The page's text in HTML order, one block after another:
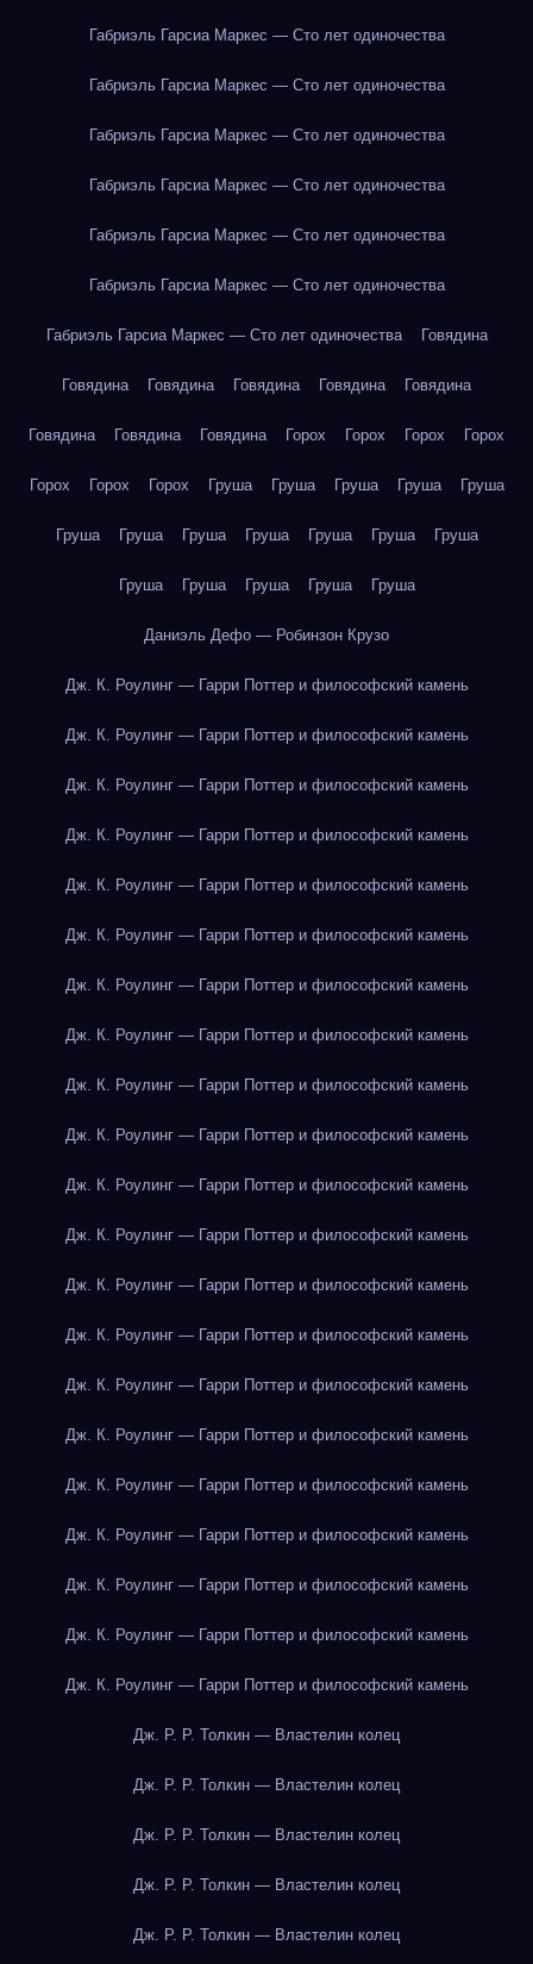
Габриэль Гарсиа Маркес — Сто лет одиночества
Габриэль Гарсиа Маркес — Сто лет одиночества
Габриэль Гарсиа Маркес — Сто лет одиночества
Габриэль Гарсиа Маркес — Сто лет одиночества
Габриэль Гарсиа Маркес — Сто лет одиночества
Габриэль Гарсиа Маркес — Сто лет одиночества
Габриэль Гарсиа Маркес — Сто лет одиночества Говядина
Говядина Говядина Говядина Говядина Говядина
Говядина Говядина Говядина Горох Горох Горох Горох
Горох Горох Горох Груша Груша Груша Груша Груша
Груша Груша Груша Груша Груша Груша Груша
Груша Груша Груша Груша Груша
Даниэль Дефо — Робинзон Крузо
Дж. К. Роулинг — Гарри Поттер и философский камень
Дж. К. Роулинг — Гарри Поттер и философский камень
Дж. К. Роулинг — Гарри Поттер и философский камень
Дж. К. Роулинг — Гарри Поттер и философский камень
Дж. К. Роулинг — Гарри Поттер и философский камень
Дж. К. Роулинг — Гарри Поттер и философский камень
Дж. К. Роулинг — Гарри Поттер и философский камень
Дж. К. Роулинг — Гарри Поттер и философский камень
Дж. К. Роулинг — Гарри Поттер и философский камень
Дж. К. Роулинг — Гарри Поттер и философский камень
Дж. К. Роулинг — Гарри Поттер и философский камень
Дж. К. Роулинг — Гарри Поттер и философский камень
Дж. К. Роулинг — Гарри Поттер и философский камень
Дж. К. Роулинг — Гарри Поттер и философский камень
Дж. К. Роулинг — Гарри Поттер и философский камень
Дж. К. Роулинг — Гарри Поттер и философский камень
Дж. К. Роулинг — Гарри Поттер и философский камень
Дж. К. Роулинг — Гарри Поттер и философский камень
Дж. К. Роулинг — Гарри Поттер и философский камень
Дж. К. Роулинг — Гарри Поттер и философский камень
Дж. К. Роулинг — Гарри Поттер и философский камень
Дж. Р. Р. Толкин — Властелин колец
Дж. Р. Р. Толкин — Властелин колец
Дж. Р. Р. Толкин — Властелин колец
Дж. Р. Р. Толкин — Властелин колец
Дж. Р. Р. Толкин — Властелин колец